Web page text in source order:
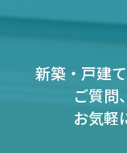
新築・戸建
ご質問
お気軽